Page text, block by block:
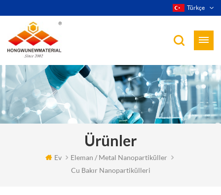
Türkçe
Ürünler
Ev
Eleman / Metal Nanopartiküller
Cu Bakır Nanopartikülleri